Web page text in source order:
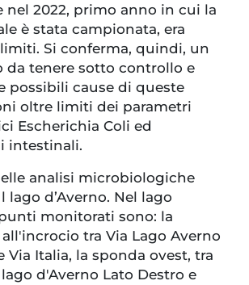
nel 2022, primo anno in cui la
è stata campionata, era
Si conferma, quindi, un
da tenere sotto controllo e
possibili cause di queste
oltre limiti dei parametri
Escherichia Coli ed
intestinali.
analisi microbiologiche
lago d’Averno. Nel lago
monitorati sono: la
tra Via Lago Averno
Via Italia, la sponda ovest, tra
d'Averno Lato Destro e